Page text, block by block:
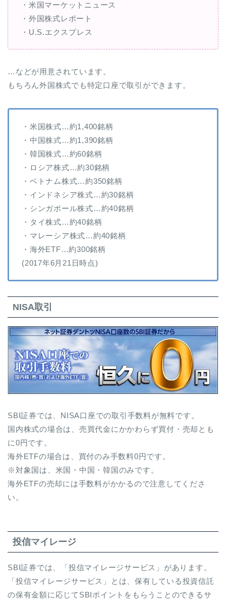
・米国マーケットニュース
・外国株式レポート
・U.S.エクスプレス
…などが用意されています。
もちろん外国株式でも特定口座で取引ができます。
・米国株式…約1,400銘柄
・中国株式…約1,390銘柄
・韓国株式…約60銘柄
・ロシア株式…約30銘柄
・ベトナム株式…約350銘柄
・インドネシア株式…約30銘柄
・シンガポール株式…約40銘柄
・タイ株式…約40銘柄
・マレーシア株式…約40銘柄
・海外ETF…約300銘柄
(2017年6月21日時点)
NISA取引
SBI証券では、NISA口座での取引手数料が無料です。
国内株式の場合は、売買代金にかかわらず買付・売却とも
に0円です。
海外ETFの場合は、買付のみ手数料0円です。
※対象国は、米国・中国・韓国のみです。
海外ETFの売却には手数料がかかるので注意してくださ
い。
投信マイレージ
SBI証券では、「投信マイレージサービス」があります。
「投信マイレージサービス」とは、保有している投資信託
の保有金額に応じてSBIポイントをもらうことのできるサ